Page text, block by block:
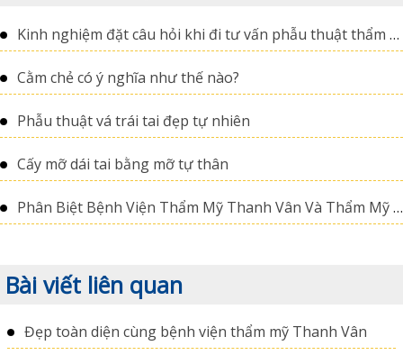
Kinh nghiệm đặt câu hỏi khi đi tư vấn phẫu thuật thẩm mỹ
Cằm chẻ có ý nghĩa như thế nào?
Phẫu thuật vá trái tai đẹp tự nhiên
Cấy mỡ dái tai bằng mỡ tự thân
Phân Biệt Bệnh Viện Thẩm Mỹ Thanh Vân Và Thẩm Mỹ Thanh Vân Spa
Bài viết liên quan
Đẹp toàn diện cùng bệnh viện thẩm mỹ Thanh Vân